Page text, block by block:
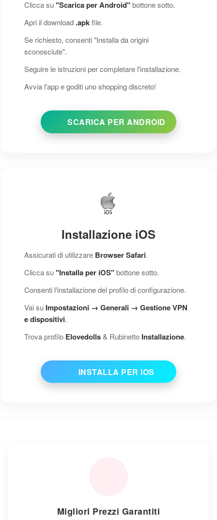
Clicca su"Scarica per Android"bottone sotto.
Apri il download .apkfile.
Se richiesto, consenti "Installa da origini
sconosciute".
Seguire le istruzioni per completare l'installazione.
Avvia l'app e goditi uno shopping discreto!
SCARICA PER ANDROID
Installazione iOS
Assicurati di utilizzare Browser Safari.
Clicca su"Installa per iOS"bottone sotto.
Consenti l'installazione del profilo di configurazione.
Vai su Impostazioni → Generali → Gestione VPN
e dispositivi.
Trova profilo Elovedolls& Rubinetto Installazione.
INSTALLA PER IOS
Migliori Prezzi Garantiti